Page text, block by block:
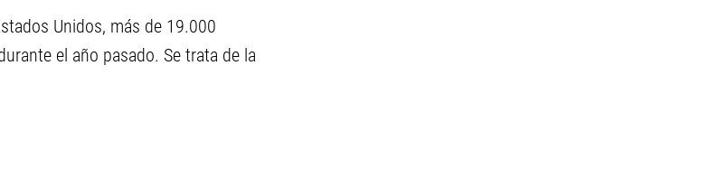
Unidos, más de 19.000
el año pasado. Se trata de la